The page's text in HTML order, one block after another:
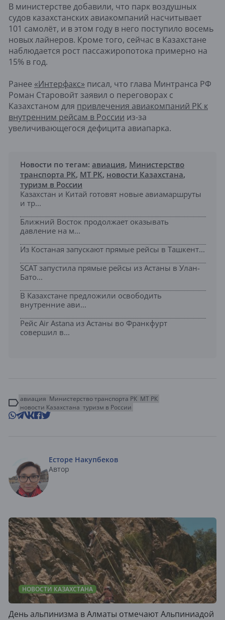
В министерстве добавили, что парк воздушных
судов казахстанских авиакомпаний насчитывает
101 самолёт, и в этом году в него поступило восемь
новых лайнеров. Кроме того, сейчас в Казахстане
наблюдается рост пассажиропотока примерно на
15% в год.
Ранее «Интерфакс» писал, что глава Минтранса РФ
Роман Старовойт заявил о переговорах с
Казахстаном для привлечения авиакомпаний РК к
внутренним рейсам в России из-за
увеличивающегося дефицита авиапарка.
Новости по тегам: авиация, Министерство
транспорта РК, МТ РК, новости Казахстана,
туризм в России
Казахстан и Китай готовят новые авиамаршруты
и тр...
Ближний Восток продолжает оказывать
давление на м...
Из Костаная запускают прямые рейсы в Ташкент...
SCAT запустила прямые рейсы из Астаны в Улан-
Бато...
В Казахстане предложили освободить
внутренние ави...
Рейс Air Astana из Астаны во Франкфурт
совершил в...
авиация Министерство транспорта РК МТ РК
новости Казахстана туризм в России
Есторе Накупбеков
Автор
НОВОСТИ КАЗАХСТАНА
День альпинизма в Алматы отмечают Альпиниадой